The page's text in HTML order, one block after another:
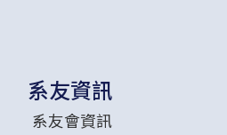
系友資訊
系友會資訊